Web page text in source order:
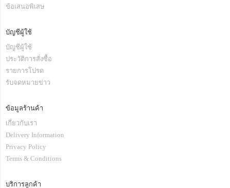
ข้อเสนอพิเสษ
บัญชีผู้ใช้
บัญชีผู้ใช้
ประวัติการสั่งซื้อ
รายการโปรด
รับจดหมายข่าว
ข้อมูลร้านค้า
เกี่ยวกับเรา
Delivery Information
Privacy Policy
Terms & Conditions
บริการลูกค้า